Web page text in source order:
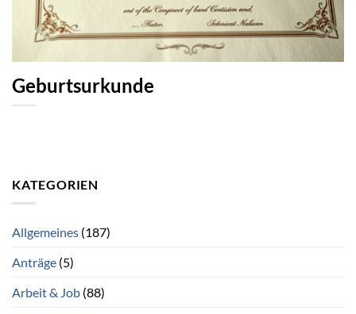
Geburtsurkunde
KATEGORIEN
Allgemeines (187)
Anträge (5)
Arbeit & Job (88)